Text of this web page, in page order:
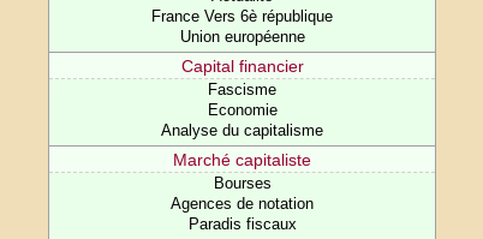
France Vers 6è république
Union européenne
Capital financier
Fascisme
Economie
Analyse du capitalisme
Marché capitaliste
Bourses
Agences de notation
Paradis fiscaux